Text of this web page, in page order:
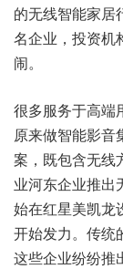
的无线智能家居
名企业，投资机
闹。
很多服务于高端
原来做智能影音
案，既包含无线
业河东企业推出
始在红星美凯龙
开始发力。传统
这些企业纷纷推